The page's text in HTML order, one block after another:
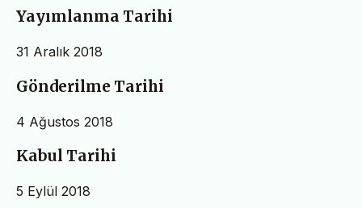
Yayımlanma Tarihi
31 Aralık 2018
Gönderilme Tarihi
4 Ağustos 2018
Kabul Tarihi
5 Eylül 2018